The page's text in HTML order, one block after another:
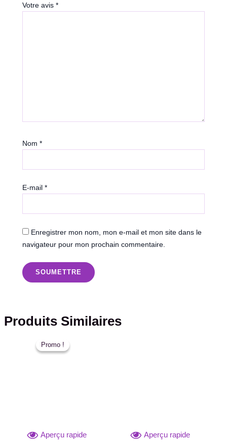
Votre avis*
Nom*
E-mail*
Enregistrer mon nom, mon e-mail et mon site dans le
navigateur pour mon prochain commentaire.
Produits Similaires
Promo !
Promo !
Aperçu rapide
prix
initial
Aperçu rapide